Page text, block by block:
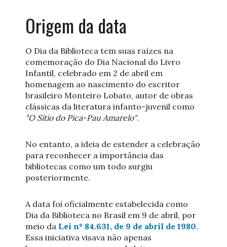
Origem da data
O Dia da Biblioteca tem suas raízes na
comemoração do Dia Nacional do Livro
Infantil, celebrado em 2 de abril em
homenagem ao nascimento do escritor
brasileiro Monteiro Lobato, autor de obras
clássicas da literatura infanto-juvenil como
"O Sítio do Pica-Pau Amarelo".
No entanto, a ideia de estender a celebração
para reconhecer a importância das
bibliotecas como um todo surgiu
posteriormente.
A data foi oficialmente estabelecida como
Dia da Biblioteca no Brasil em 9 de abril, por
meio da Lei nº 84.631, de 9 de abril de 1980.
Essa iniciativa visava não apenas